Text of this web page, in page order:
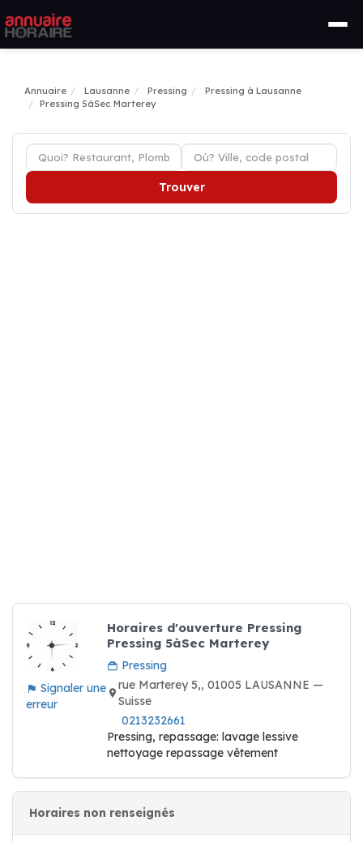
Annuaire Lausanne Pressing
Pressing à Lausanne
Pressing 5àSec Marterey
Trouver
Signaler une
erreur
Horaires d'ouverture Pressing
Pressing 5àSec Marterey
Pressing
rue Marterey 5,, 01005 LAUSANNE —
Suisse
0213232661
Pressing, repassage: lavage lessive
nettoyage repassage vêtement
Horaires non renseignés